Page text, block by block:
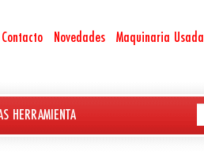
Contacto Novedades Maquinaria Usada
HERRAMIENTA